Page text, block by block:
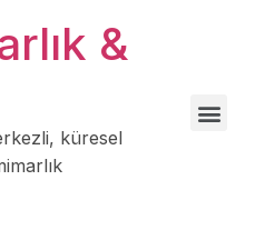
&
küresel